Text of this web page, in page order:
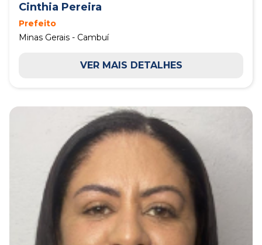
Cinthia Pereira
Prefeito
Minas Gerais - Cambuí
VER MAIS DETALHES